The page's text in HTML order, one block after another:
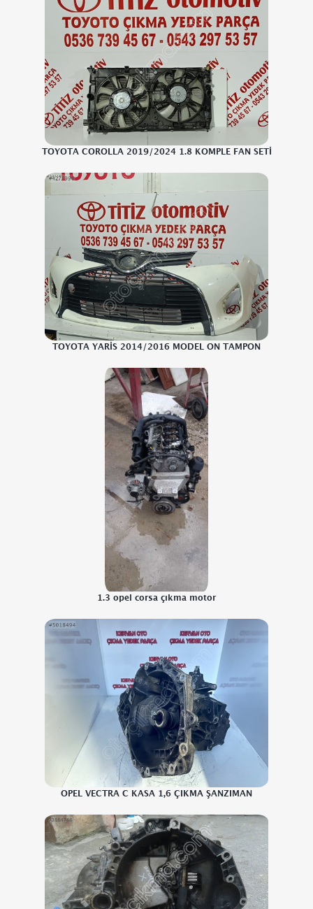
TOYOTA COROLLA 2019/2024 1.8 KOMPLE FAN SETİ
TOYOTA YARİS 2014/2016 MODEL ON TAMPON
1.3 opel corsa çıkma motor
OPEL VECTRA C KASA 1,6 ÇIKMA ŞANZIMAN